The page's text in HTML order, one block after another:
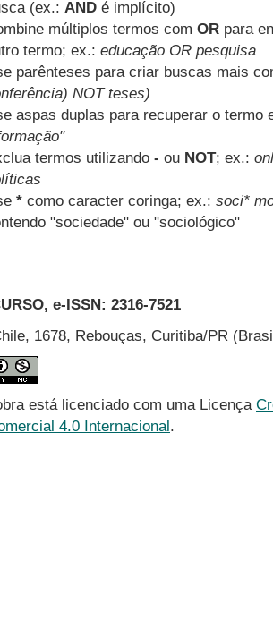
(ex.: AND é implícito)
múltiplos termos com OR para
termo; ex.: educação OR pesquisa
parênteses para criar buscas mais
NOT teses)
aspas duplas para recuperar o termo
termos utilizando - ou NOT; ex.:
* como caracter coringa; ex.: soci*
"sociedade" ou "sociológico"
e-ISSN: 2316-7521
1678, Rebouças, Curitiba/PR
está licenciado com uma Licença
4.0 Internacional.